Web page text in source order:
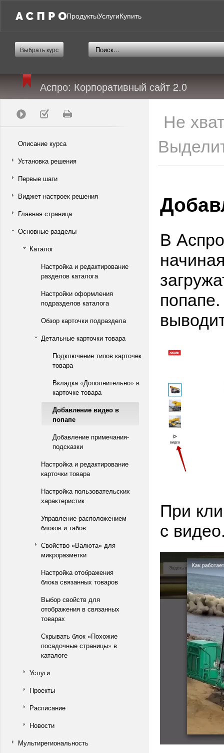
ПродуктыУслугиКупить
Выбрать курс
Аспро: Корпоративный сайт 2.0
Описание курса
Установка решения
Первые шаги
Виджет настроек решения
Главная страница
Основные разделы
Каталог
Настройка и редактирование
разделов каталога
Настройки оформления
подразделов каталога
Обзор карточки подраздела
Детальные карточки товара
Подключение типов карточек
товара
Вкладка «Дополнительно» в
карточке товара
Добавление видео в
попапе
Добавление примечания-
подсказки
Настройка и редактирование
карточки товара
Настройка пользовательских
характеристик
Управление расположением
блоков и табов
Свойство «Валюта» для
микроразметки
Настройка отображения
блока связанных товаров
Выбор свойств для
отображения в связанных
товарах
Скрывать блок «Похожие
посадочные страницы» в
каталоге
Услуги
Проекты
Расписание
Новости
Мультирегиональность
Не
В
При
с